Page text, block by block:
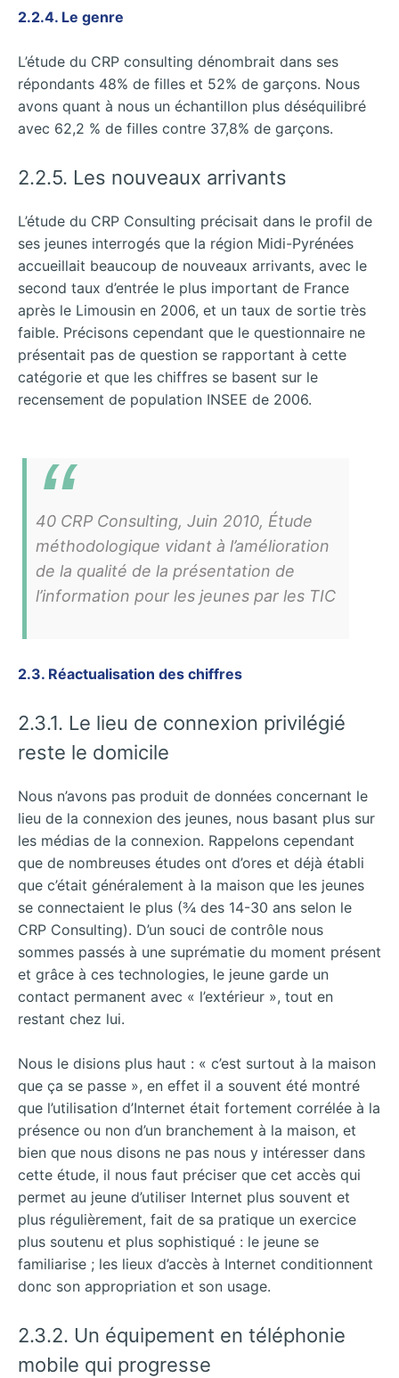
2.2.4. Le genre
L’étude du CRP consulting dénombrait dans ses
répondants 48% de filles et 52% de garçons. Nous
avons quant à nous un échantillon plus déséquilibré
avec 62,2 % de filles contre 37,8% de garçons.
2.2.5. Les nouveaux arrivants
L’étude du CRP Consulting précisait dans le profil de
ses jeunes interrogés que la région Midi-Pyrénées
accueillait beaucoup de nouveaux arrivants, avec le
second taux d’entrée le plus important de France
après le Limousin en 2006, et un taux de sortie très
faible. Précisons cependant que le questionnaire ne
présentait pas de question se rapportant à cette
catégorie et que les chiffres se basent sur le
recensement de population INSEE de 2006.
40 CRP Consulting, Juin 2010, Étude
méthodologique vidant à l’amélioration
de la qualité de la présentation de
l’information pour les jeunes par les TIC
2.3. Réactualisation des chiffres
2.3.1. Le lieu de connexion privilégié
reste le domicile
Nous n’avons pas produit de données concernant le
lieu de la connexion des jeunes, nous basant plus sur
les médias de la connexion. Rappelons cependant
que de nombreuses études ont d’ores et déjà établi
que c’était généralement à la maison que les jeunes
se connectaient le plus (¾ des 14-30 ans selon le
CRP Consulting). D’un souci de contrôle nous
sommes passés à une suprématie du moment présent
et grâce à ces technologies, le jeune garde un
contact permanent avec « l’extérieur », tout en
restant chez lui.
Nous le disions plus haut : « c’est surtout à la maison
que ça se passe », en effet il a souvent été montré
que l’utilisation d’Internet était fortement corrélée à la
présence ou non d’un branchement à la maison, et
bien que nous disons ne pas nous y intéresser dans
cette étude, il nous faut préciser que cet accès qui
permet au jeune d’utiliser Internet plus souvent et
plus régulièrement, fait de sa pratique un exercice
plus soutenu et plus sophistiqué : le jeune se
familiarise ; les lieux d’accès à Internet conditionnent
donc son appropriation et son usage.
2.3.2. Un équipement en téléphonie
mobile qui progresse